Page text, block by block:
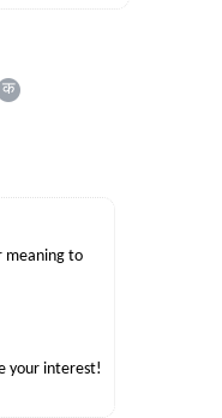
क
meaning to
your interest!